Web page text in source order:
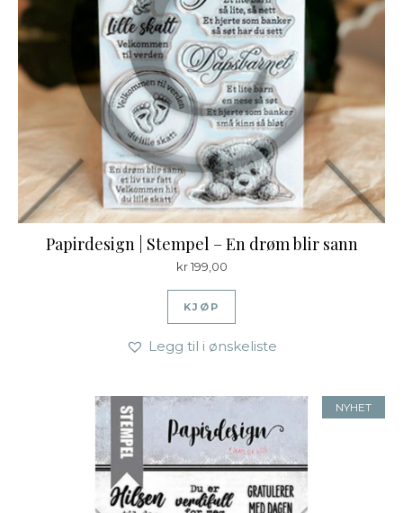
Papirdesign | Stempel – En drøm blir sann
kr199,00
KJØP
Legg til i ønskeliste
NYHET